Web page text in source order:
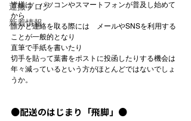
運搬ブログ
新着情報
皆様は　パソコンやスマートフォンが普及し始めて
から
誰かと連絡を取る際には　メールやSNSを利用する
ことが一般的となり
直筆で手紙を書いたり
切手を貼って葉書をポストに投函したりする機会は
年々減っているという方がほとんどではないでしょ
うか。
●配送のはじまり「飛脚」●